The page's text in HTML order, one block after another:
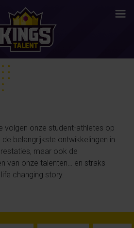
volgen onze student-athletes op
belangrijkste ontwikkelingen in
maar ook de
van onze talenten… en straks
changing story.